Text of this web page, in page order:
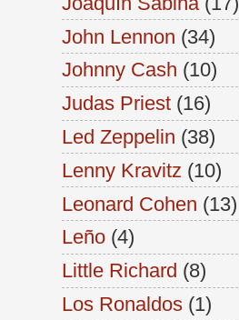
John Lennon (34)
Johnny Cash (10)
Judas Priest (16)
Led Zeppelin (38)
Lenny Kravitz (10)
Leonard Cohen (13)
Leño (4)
Little Richard (8)
Los Ronaldos (1)